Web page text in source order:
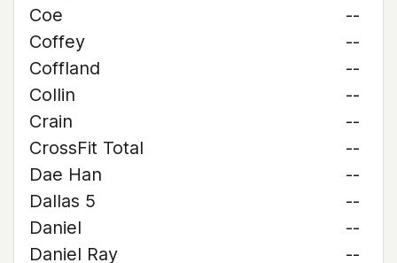
Coe
--
Coffey
--
Coffland
--
Collin
--
Crain
--
CrossFit Total
--
Dae Han
--
Dallas 5
--
Daniel
--
Daniel Ray
--